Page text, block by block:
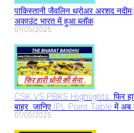
पाकिस्तानी जैवलिन थ्रोअर अरशद
अकाउंट भारत में हुआ ब्लॉक
01/05/2025
CSK VS PBKS Highlights: फिर
बाहर..जानिए IPL Point Table में अब
01/05/2025